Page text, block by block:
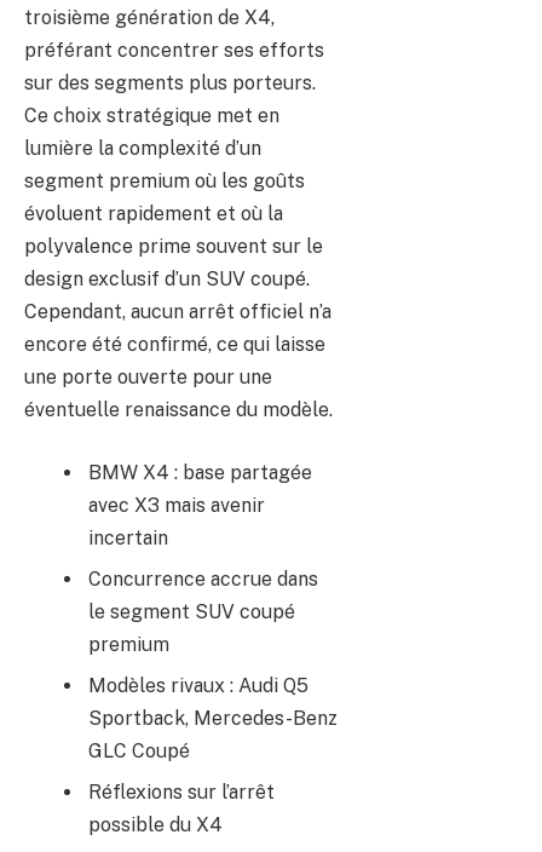
troisième génération de X4,
préférant concentrer ses efforts
sur des segments plus porteurs.
Ce choix stratégique met en
lumière la complexité d’un
segment premium où les goûts
évoluent rapidement et où la
polyvalence prime souvent sur le
design exclusif d’un SUV coupé.
Cependant, aucun arrêt officiel n’a
encore été confirmé, ce qui laisse
une porte ouverte pour une
éventuelle renaissance du modèle.
BMW X4 : base partagée
avec X3 mais avenir
incertain
Concurrence accrue dans
le segment SUV coupé
premium
Modèles rivaux : Audi Q5
Sportback, Mercedes-Benz
GLC Coupé
Réflexions sur l’arrêt
possible du X4